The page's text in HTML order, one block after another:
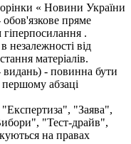
« Новини України
обов'язкове пряме
.
незалежності від
матеріалів.
видань) - повинна бути
абзаці
"Заява",
"Тест-драйв",
на правах